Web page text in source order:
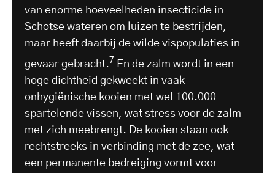
van enorme hoeveelheden insecticide in
Schotse wateren om luizen te bestrijden,
maar heeft daarbij de wilde vispopulaties in
gevaar gebracht.7 En de zalm wordt in een
hoge dichtheid gekweekt in vaak
onhygiënische kooien met wel 100.000
spartelende vissen, wat stress voor de zalm
met zich meebrengt. De kooien staan ook
rechtstreeks in verbinding met de zee, wat
een permanente bedreiging vormt voor